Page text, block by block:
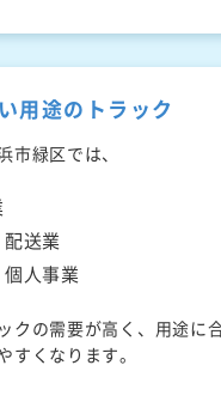
用途のトラック
市緑区では、
送業
人事業
クの需要が高く、用途に
すくなります。